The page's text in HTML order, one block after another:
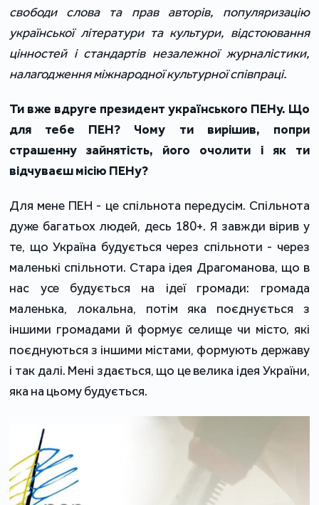
свободи слова та прав авторів, популяризацію
української літератури та культури, відстоювання
цінностей і стандартів незалежної журналістики,
налагодження міжнародної культурної співпраці.
Ти вже вдруге президент українського ПЕНу. Що
для тебе ПЕН? Чому ти вирішив, попри
страшенну зайнятість, його очолити і як ти
відчуваєш місію ПЕНу?
Для мене ПЕН - це спільнота передусім. Спільнота
дуже багатьох людей, десь 180+. Я завжди вірив у
те, що Україна будується через спільноти - через
маленькі спільноти. Стара ідея Драгоманова, що в
нас усе будується на ідеї громади: громада
маленька, локальна, потім яка поєднується з
іншими громадами й формує селище чи місто, які
поєднуються з іншими містами, формують державу
і так далі. Мені здається, що це велика ідея України,
яка на цьому будується.